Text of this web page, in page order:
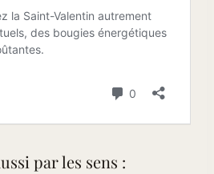
par les sens :